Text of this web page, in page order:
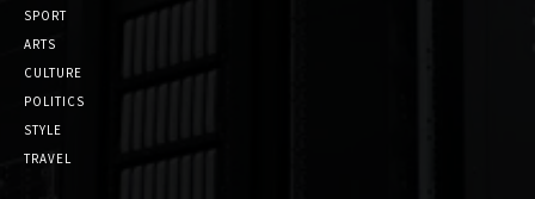
SPORT
ARTS
CULTURE
POLITICS
STYLE
TRAVEL